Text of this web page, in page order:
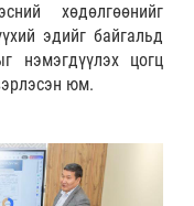
хөдөлгөөнийг
эдийг байгальд
нэмэгдүүлэх цогц
юм.